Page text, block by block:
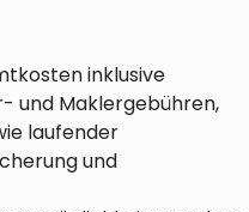
inklusive
und Maklergebühren,
laufender
und